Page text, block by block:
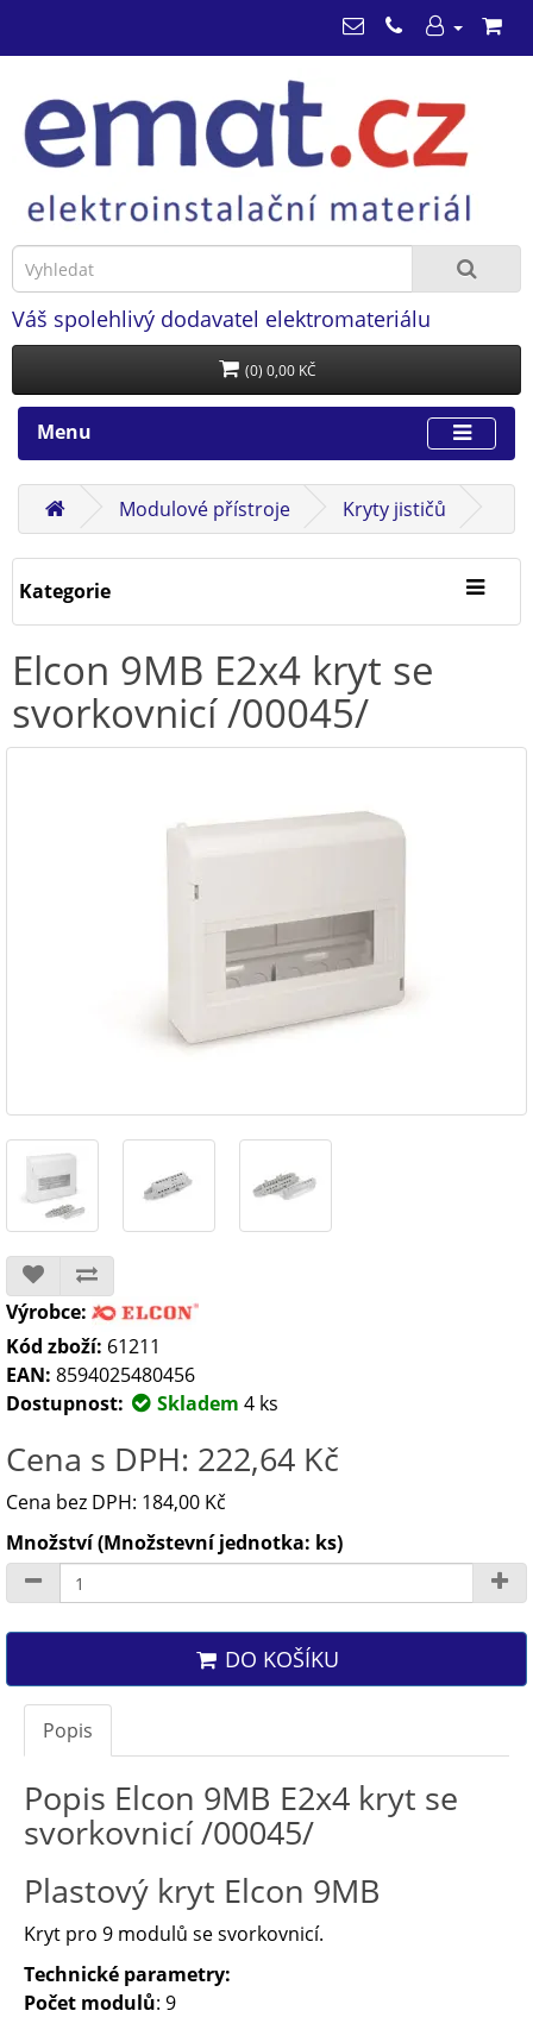
Váš spolehlivý dodavatel elektromateriálu
(0) 0,00 KČ
Menu
Modulové přístroje Kryty jističů
Kategorie
Elcon 9MB E2x4 kryt se
svorkovnicí /00045/
Výrobce:
Kód zboží: 61211
EAN: 8594025480456
Dostupnost:
Skladem 4 ks
Cena s DPH: 222,64 Kč
Cena bez DPH: 184,00 Kč
Množství (Množstevní jednotka: ks)
DO KOŠÍKU
Popis
Popis Elcon 9MB E2x4 kryt se
svorkovnicí /00045/
Plastový kryt Elcon 9MB
Kryt pro 9 modulů se svorkovnicí.
Technické parametry:
Počet modulů: 9